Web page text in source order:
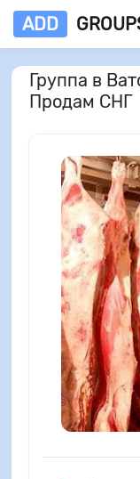
ADD
Группа в
Продам СНГ